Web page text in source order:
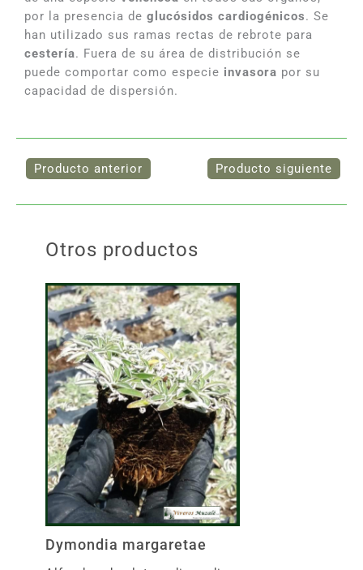
por la presencia de glucósidos cardiogénicos. Se
han utilizado sus ramas rectas de rebrote para
cestería. Fuera de su área de distribución se
puede comportar como especie invasora por su
capacidad de dispersión.
Otros productos
Dymondia margaretae